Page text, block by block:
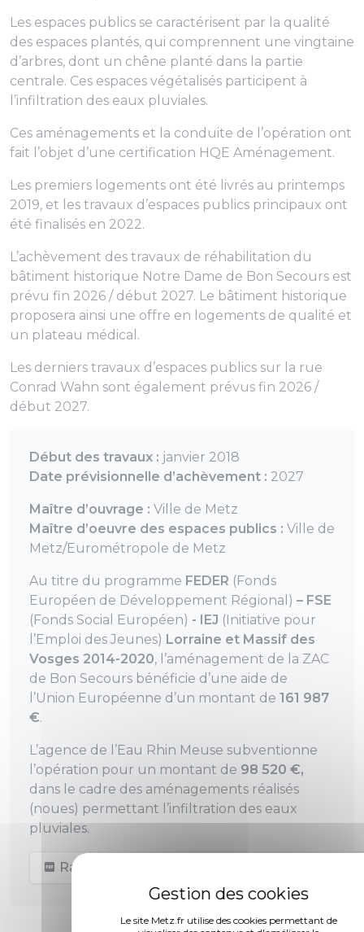
Le site Metz.fr utilise des cookies permettant de
Les espaces publics se caractérisent par la qualité
des espaces plantés, qui comprennent une vingtaine
d’arbres, dont un chêne planté dans la partie
centrale. Ces espaces végétalisés participent à
l’infiltration des eaux pluviales.
Ces aménagements et la conduite de l’opération ont
fait l’objet d’une certification HQE Aménagement.
Les premiers logements ont été livrés au printemps
2019, et les travaux d’espaces publics principaux ont
été finalisés en 2022.
L’achèvement des travaux de réhabilitation du
bâtiment historique Notre Dame de Bon Secours est
prévu fin 2026 / début 2027. Le bâtiment historique
proposera ainsi une offre en logements de qualité et
un plateau médical.
Les derniers travaux d’espaces publics sur la rue
Conrad Wahn sont également prévus fin 2026 /
début 2027.
Début des travaux : janvier 2018
Date prévisionnelle d’achèvement : 2027
Maître d’ouvrage : Ville de Metz
Maître d’oeuvre des espaces publics : Ville de
Metz/Eurométropole de Metz
Au titre du programme FEDER (Fonds
Européen de Développement Régional) – FSE
(Fonds Social Européen) - IEJ (Initiative pour
l’Emploi des Jeunes) Lorraine et Massif des
Vosges 2014-2020, l’aménagement de la ZAC
de Bon Secours bénéficie d’une aide de
l’Union Européenne d’un montant de 161 987
€.
L’agence de l’Eau Rhin Meuse subventionne
l’opération pour un montant de 98 520 €,
dans le cadre des aménagements réalisés
(noues) permettant l’infiltration des eaux
pluviales.
Rapport de création de la ZAC Bon-Secours